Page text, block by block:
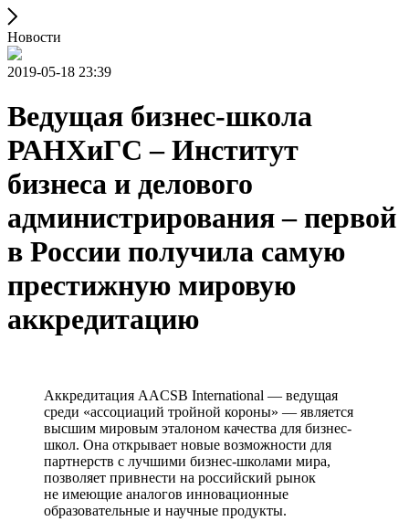
Новости
2019-05-18 23:39
Ведущая бизнес-школа
РАНХиГС – Институт
бизнеса и делового
администрирования – первой
в России получила самую
престижную мировую
аккредитацию
Аккредитация AACSB International — ведущая
среди «ассоциаций тройной короны» — является
высшим мировым эталоном качества для бизнес-
школ. Она открывает новые возможности для
партнерств с лучшими бизнес-школами мира,
позволяет привнести на российский рынок
не имеющие аналогов инновационные
образовательные и научные продукты.